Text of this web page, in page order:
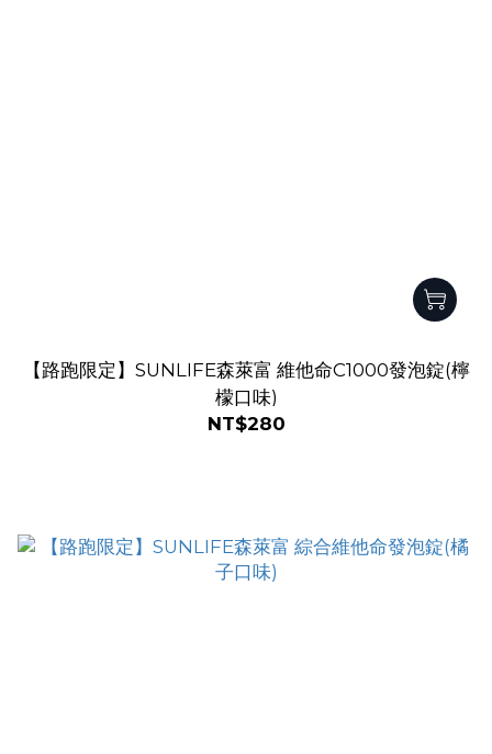
【路跑限定】SUNLIFE森萊富 維他命C1000發泡錠(檸
檬口味)
NT$280